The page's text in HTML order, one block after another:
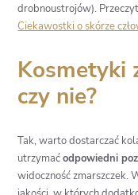
drobnoustrojów).
Ciekawostki o skórze
Kosmetyki
czy nie?
Tak, warto dostarczać
utrzymaćodpowiedni
widoczność zmarszczek.